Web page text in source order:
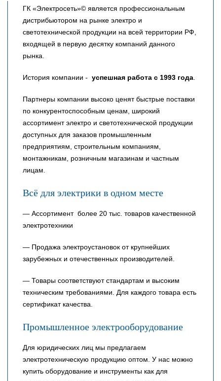
ГК «Электросеть»© является профессиональным
дистрибьютором на рынке электро и
светотехнической продукции на всей территории РФ,
входящей в первую десятку компаний данного
рынка.
История компании - успешная работа с 1993 года.
Партнеры компании высоко ценят быстрые поставки
по конкурентоспособным ценам, широкий
ассортимент электро и светотехнической продукции
доступных для заказов промышленным
предприятиям, строительным компаниям,
монтажникам, розничным магазинам и частным
лицам.
Всё для электрики в одном месте
— Ассортимент более 20 тыс. товаров качественной
электротехники
— Продажа электроустановок от крупнейших
зарубежных и отечественных производителей.
— Товары соответствуют стандартам и высоким
техническим требованиями. Для каждого товара есть
сертификат качества.
Промышленное электрооборудование
Для юридических лиц мы предлагаем
электротехническую продукцию оптом. У нас можно
купить оборудование и инструменты как для